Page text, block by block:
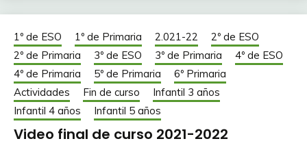
1º de ESO 1º de Primaria 2.021-22
2º de ESO
2º de Primaria
3º de ESO 3º de Primaria
4º de ESO
4º de Primaria
5º de Primaria
6º Primaria
Actividades
Fin de curso
Infantil 3 años
Infantil 4 años
Infantil 5 años
Video final de curso 2021-2022